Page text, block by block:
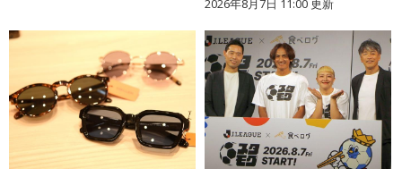
2026年8月7日 11:00更新